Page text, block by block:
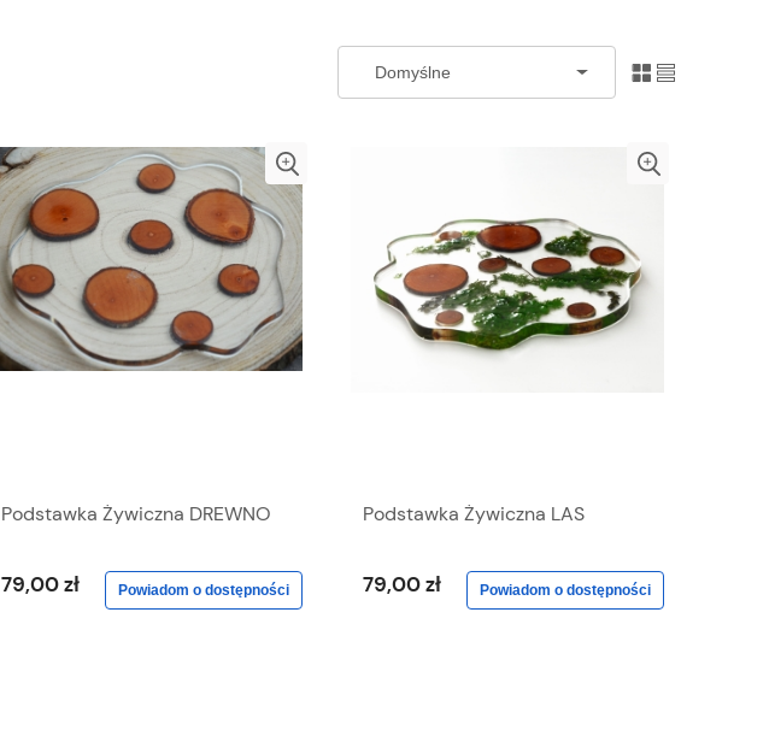
Podstawka Żywiczna DREWNO
79,00 zł Powiadom o dostępności
Podstawka Żywiczna LAS
79,00 zł Powiadom o dostępności